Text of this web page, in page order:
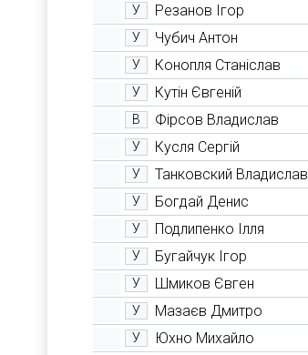
У Резанов Ігор
У Чубич Антон
У Конопля Станіслав
У Кутін Євгеній
В Фірсов Владислав
У Кусля Сергій
У Танковский Владислав
У Богдай Денис
У Подлипенко Ілля
У Бугайчук Ігор
У Шмиков Євген
У Мазаєв Дмитро
У Юхно Михайло